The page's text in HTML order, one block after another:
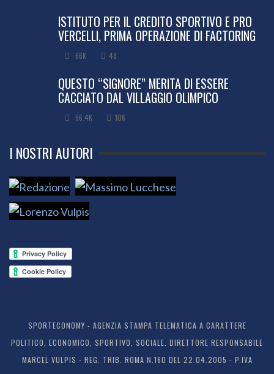
ISTITUTO PER IL CREDITO SPORTIVO E PRO
VERCELLI, PRIMA OPERAZIONE DI FACTORING
66K 48
QUESTO “SIGNORE” MERITA DI ESSERE
CACCIATO DAL VILLAGGIO OLIMPICO
56.4K 106
I NOSTRI AUTORI
SPORTECONOMY - AGENZIA STAMPA TELEMATICA A CARATTERE
POLITICO, ECONOMICO, SPORTIVO, SOCIALE. DIRETTORE RESPONSABILE
MARCEL VULPIS - REG. TRIB. ROMA N.160 DEL 22.04.2005 - P.IVA